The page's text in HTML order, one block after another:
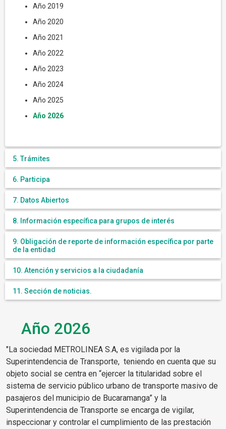
Año 2019
Año 2020
Año 2021
Año 2022
Año 2023
Año 2024
Año 2025
Año 2026
5. Trámites
6. Participa
7. Datos Abiertos
8. Información específica para grupos de interés
9. Obligación de reporte de información específica por parte
de la entidad
10. Atención y servicios a la ciudadanía
11. Sección de noticias.
Año 2026
"La sociedad METROLINEA S.A, es vigilada por la
Superintendencia de Transporte, teniendo en cuenta que su
objeto social se centra en “ejercer la titularidad sobre el
sistema de servicio público urbano de transporte masivo de
pasajeros del municipio de Bucaramanga” y la
Superintendencia de Transporte se encarga de vigilar,
inspeccionar y controlar el cumplimiento de las prestación